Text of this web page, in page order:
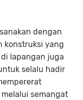
dengan
konstruksi yang
lapangan juga
selalu hadir
semangat